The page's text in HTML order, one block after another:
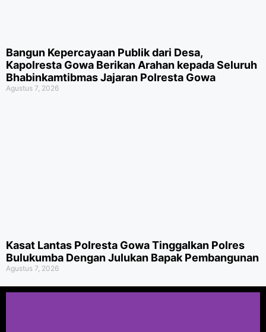
Bangun Kepercayaan Publik dari Desa,
Kapolresta Gowa Berikan Arahan kepada Seluruh
Bhabinkamtibmas Jajaran Polresta Gowa
Agustus 7, 2026
Kasat Lantas Polresta Gowa Tinggalkan Polres
Bulukumba Dengan Julukan Bapak Pembangunan
Agustus 7, 2026